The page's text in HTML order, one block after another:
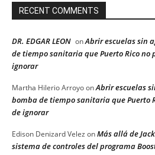
RECENT COMMENTS
DR. EDGAR LEON onAbrir escuelas sin
de tiempo sanitaria que Puerto Rico no
ignorar
Martha Hilerio ArroyoonAbrir escuelas
bomba de tiempo sanitaria que Puerto
de ignorar
Edison Denizard Velez onMás allá de
sistema de controles del programa